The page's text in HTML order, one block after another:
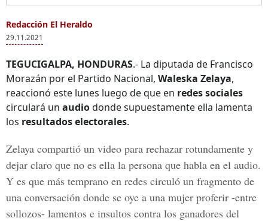
Redacción El Heraldo
29.11.2021
TEGUCIGALPA, HONDURAS.- La diputada de Francisco
Morazán por el Partido Nacional, Waleska Zelaya,
reaccionó este lunes luego de que en redes sociales
circulará un audiodonde supuestamente ella lamenta
los resultados electorales.
Zelaya compartió un video para rechazar rotundamente y
dejar claro que no es ella la persona que habla en el audio.
Y es que más temprano en redes circuló un fragmento de
una conversación donde se oye a una mujer proferir -entre
sollozos- lamentos e insultos contra los ganadores del